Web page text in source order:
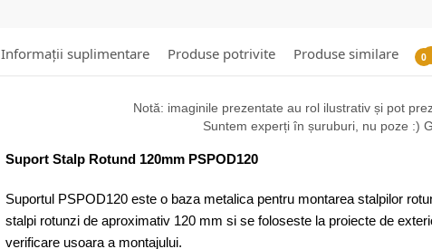
Informații suplimentare Produse potrivite Produse similare 0
Notă: imaginile prezentate au rol ilustrativ și pot
Suntem experți în șuruburi, nu poze :)
Suport Stalp Rotund 120mm PSPOD120
Suportul PSPOD120 este o baza metalica pentru montarea stalpilor
stalpi rotunzi de aproximativ 120 mm si se foloseste la proiecte de
verificare usoara a montajului.